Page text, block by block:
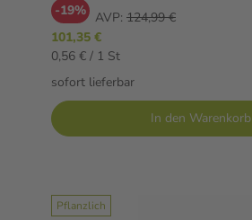
-19% AVP: 124,99 €
101,35 €
0,56 € / 1 St
sofort lieferbar
In den Warenkorb
Pflanzlich